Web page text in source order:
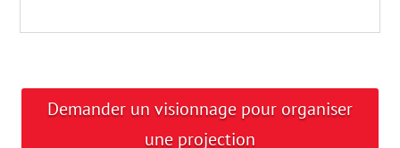
Demander un visionnage pour organiser
une projection